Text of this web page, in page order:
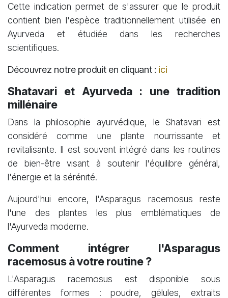
Cette indication permet de s'assurer que le produit
contient bien l'espèce traditionnellement utilisée en
Ayurveda et étudiée dans les recherches
scientifiques.
Découvrez notre produit en cliquant : ici
Shatavari et Ayurveda : une tradition
millénaire
Dans la philosophie ayurvédique, le Shatavari est
considéré comme une plante nourrissante et
revitalisante. Il est souvent intégré dans les routines
de bien-être visant à soutenir l'équilibre général,
l'énergie et la sérénité.
Aujourd'hui encore, l'Asparagus racemosus reste
l'une des plantes les plus emblématiques de
l'Ayurveda moderne.
Comment intégrer l'Asparagus
racemosus à votre routine ?
L'Asparagus racemosus est disponible sous
différentes formes : poudre, gélules, extraits